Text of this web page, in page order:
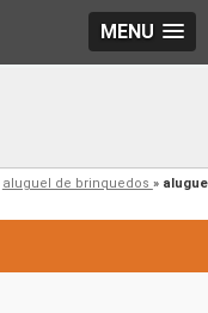
MENU
aluguel de brinquedos »